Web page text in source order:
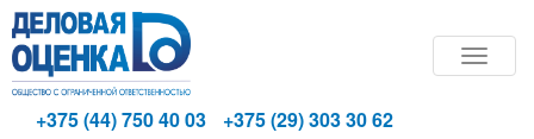
Toggle
+375 (44) 750 40 03
+375 (29) 303 30 62